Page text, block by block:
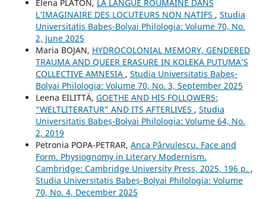
Elena PLATON, LA LANGUE ROUMAINE DANS
L’IMAGINAIRE DES LOCUTEURS NON NATIFS , Studia
Universitatis Babeș-Bolyai Philologia: Volume 70, No.
2, June 2025
Maria BOJAN, HYDROCOLONIAL MEMORY, GENDERED
TRAUMA AND QUEER ERASURE IN KOLEKA PUTUMA’S
COLLECTIVE AMNESIA , Studia Universitatis Babeș-
Bolyai Philologia: Volume 70, No. 3, September 2025
Leena EILITTÄ, GOETHE AND HIS FOLLOWERS:
“WELTLITERATUR” AND ITS AFTERLIVES , Studia
Universitatis Babeș-Bolyai Philologia: Volume 64, No.
2, 2019
Petronia POPA-PETRAR, Anca Pârvulescu. Face and
Form. Physiognomy in Literary Modernism.
Cambridge: Cambridge University Press, 2025, 196 p. ,
Studia Universitatis Babeș-Bolyai Philologia: Volume
70, No. 4, December 2025